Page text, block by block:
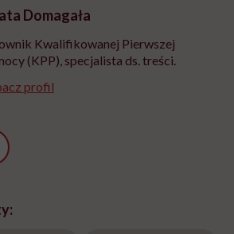
Domagała
Kwalifikowanej Pierwszej
(KPP), specjalista ds. treści.
profil